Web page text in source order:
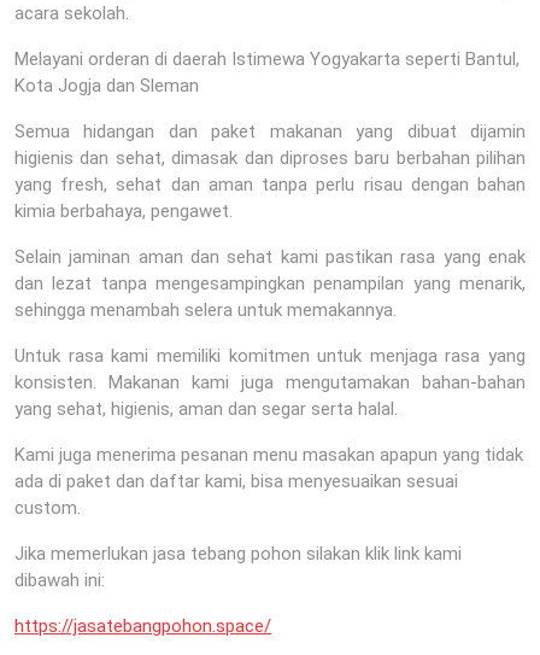
acara sekolah.
Melayani orderan di daerah Istimewa Yogyakarta seperti Bantul,
Kota Jogja dan Sleman
Semua hidangan dan paket makanan yang dibuat dijamin
higienis dan sehat, dimasak dan diproses baru berbahan pilihan
yang fresh, sehat dan aman tanpa perlu risau dengan bahan
kimia berbahaya, pengawet.
Selain jaminan aman dan sehat kami pastikan rasa yang enak
dan lezat tanpa mengesampingkan penampilan yang menarik,
sehingga menambah selera untuk memakannya.
Untuk rasa kami memiliki komitmen untuk menjaga rasa yang
konsisten. Makanan kami juga mengutamakan bahan-bahan
yang sehat, higienis, aman dan segar serta halal.
Kami juga menerima pesanan menu masakan apapun yang tidak
ada di paket dan daftar kami, bisa menyesuaikan sesuai
custom.
Jika memerlukan jasa tebang pohon silakan klik link kami
dibawah ini:
https://jasatebangpohon.space/